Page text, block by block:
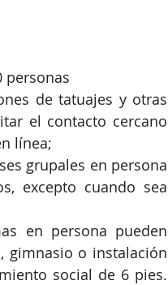
personas
de tatuajes y otras
el contacto cercano
línea;
grupales en persona
excepto cuando sea
en persona pueden
gimnasio o instalación
social de 6 pies.